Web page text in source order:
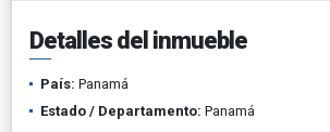
Detalles del inmueble
País: Panamá
Estado / Departamento: Panamá